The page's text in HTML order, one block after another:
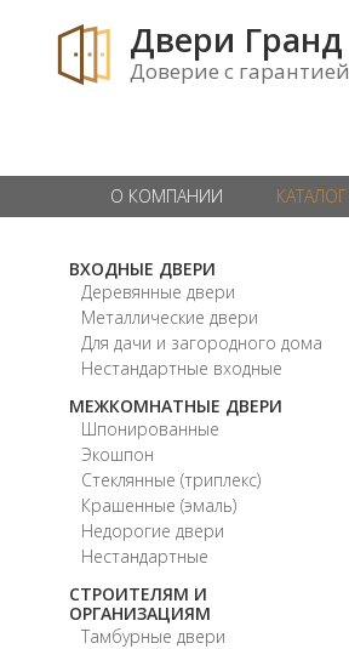
Двери Гранд
Доверие с гарантией
О КОМПАНИИ КАТАЛОГ
ВХОДНЫЕ ДВЕРИ
Деревянные двери
Металлические двери
Для дачи и загородного дома
Нестандартные входные
МЕЖКОМНАТНЫЕ ДВЕРИ
Шпонированные
Экошпон
Стеклянные (триплекс)
Крашенные (эмаль)
Недорогие двери
Нестандартные
СТРОИТЕЛЯМ И
ОРГАНИЗАЦИЯМ
Тамбурные двери